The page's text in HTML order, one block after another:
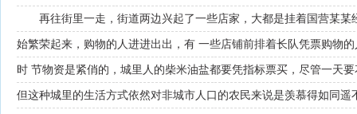
再往街里一走，街道两边兴起了一些店家，大都是挂着国营某
始繁荣起来，购物的人进进出出，有 一些店铺前排着长队凭票购物
时 节物资是紧俏的，城里人的柴米油盐都要凭指标票买，尽管一天
但这种城里的生活方式依然对非城市人口的农民来说是羡慕得如同